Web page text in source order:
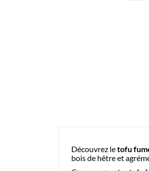
Découvrez letofu
bois de hêtre et